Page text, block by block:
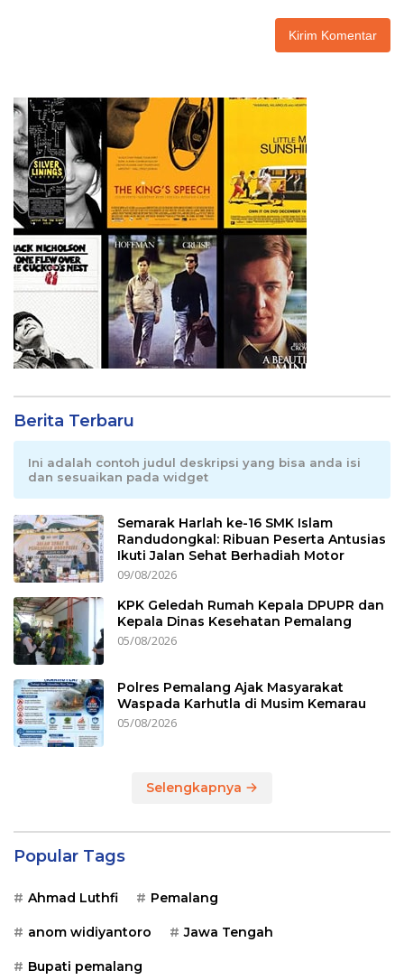
Berita Terbaru
Ini adalah contoh judul deskripsi yang bisa anda isi
dan sesuaikan pada widget
Semarak Harlah ke-16 SMK Islam
Randudongkal: Ribuan Peserta Antusias
Ikuti Jalan Sehat Berhadiah Motor
09/08/2026
KPK Geledah Rumah Kepala DPUPR dan
Kepala Dinas Kesehatan Pemalang
05/08/2026
Polres Pemalang Ajak Masyarakat
Waspada Karhutla di Musim Kemarau
05/08/2026
Selengkapnya
Popular Tags
Ahmad Luthfi Pemalang
anom widiyantoro Jawa Tengah
Bupati pemalang